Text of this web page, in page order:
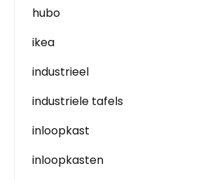
hubo
ikea
industrieel
industriele tafels
inloopkast
inloopkasten